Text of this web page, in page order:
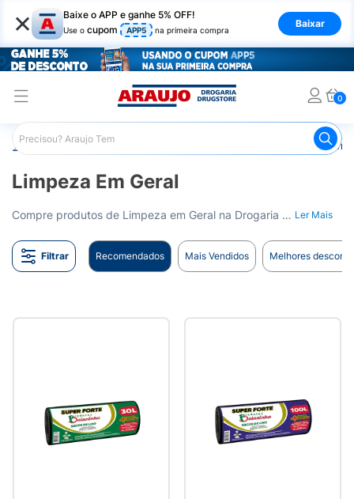
× Baixe o APP e ganhe 5% OFF!
Use o cupom APP5 na primeira compra
Baixar
0
Araujo Mercado Limpeza em
Limpeza Em Geral
Compre produtos de Limpeza em Geral na Drogaria Araujo. Tudo para manter a sua casa limpa e organizada. Entrega para todo o Brasil. Ler Mais
Filtrar Recomendados Mais Vendidos Melhores